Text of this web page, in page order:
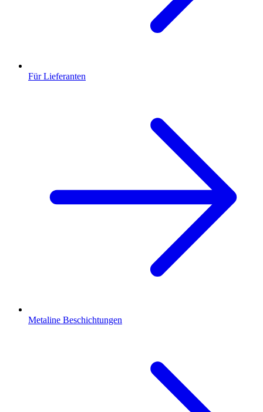
Für Lieferanten
Metaline Beschichtungen